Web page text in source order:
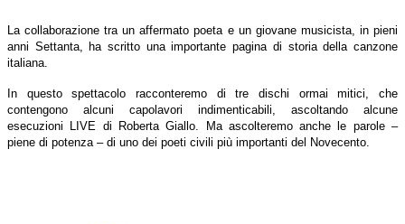
La collaborazione tra un affermato poeta e un giovane musicista, in pieni
anni Settanta, ha scritto una importante pagina di storia della canzone
italiana.
In questo spettacolo racconteremo di tre dischi ormai mitici, che
contengono alcuni capolavori indimenticabili, ascoltando alcune
esecuzioni LIVE di Roberta Giallo. Ma ascolteremo anche le parole –
piene di potenza – di uno dei poeti civili più importanti del Novecento.